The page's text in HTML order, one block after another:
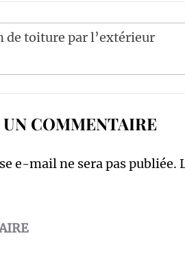
de toiture par l’extérieur
COMMENTAIRE
e-mail ne sera pas publiée.